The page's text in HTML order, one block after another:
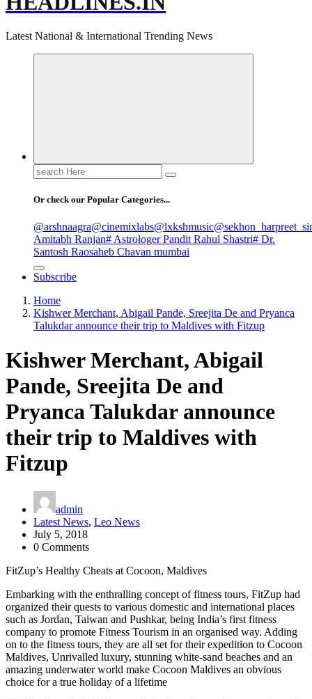
Latest National & International Trending News
Search
for:
Or check our Popular Categories...
@arshnaagra@cinemixlabs@lxkshmusic
Amitabh Ranjan# Astrologer Pandit Rahul Shastri# Dr.
Santosh Raosaheb Chavan mumbai
Subscribe
Home
Kishwer Merchant, Abigail Pande, Sreejita De and Pryanca
Talukdar announce their trip to Maldives with Fitzup
Kishwer Merchant, Abigail
Pande, Sreejita De and
Pryanca Talukdar announce
their trip to Maldives with
Fitzup
admin
Latest News, Leo News
July 5, 2018
0 Comments
FitZup’s Healthy Cheats at Cocoon, Maldives
Embarking with the enthralling concept of fitness tours, FitZup had
organized their quests to various domestic and international places
such as Jordan, Taiwan and Pushkar, being India’s first fitness
company to promote Fitness Tourism in an organised way. Adding
on to the fitness tours, they are all set for their expedition to Cocoon
Maldives, Unrivalled luxury, stunning white-sand beaches and an
amazing underwater world make Cocoon Maldives an obvious
choice for a true holiday of a lifetime